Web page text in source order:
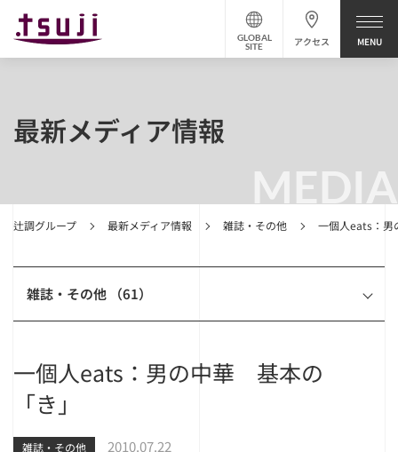
アクセス
GLOBAL
SITE
MEDIA
辻調グループ 最新メディア情報 雑誌・その他 一個人eats：
最新メディア情報
雑誌・その他 （61）
一個人eats：男の中華 基本の
「き」
雑誌・その他 2010.07.22